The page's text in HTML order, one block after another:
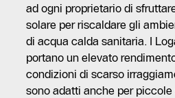
ad ogni proprietario di
solare per riscaldare gli
di acqua calda sanitaria. I
portano un elevato
condizioni di scarso
sono adatti anche per